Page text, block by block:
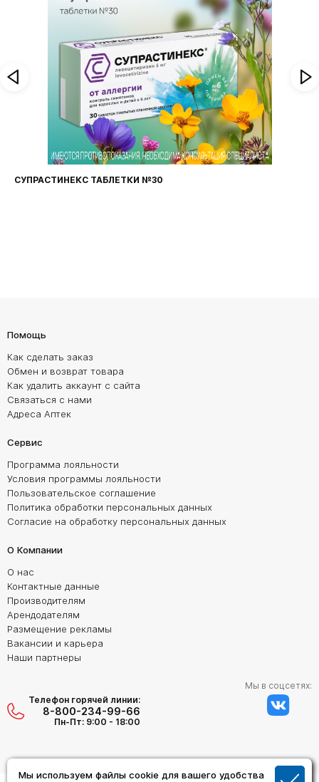
Мы используем файлы cookie для вашего удобства
ФАРИНГОСЕПТ ТАБЛЕТКИ №20
Помощь
Как сделать заказ
Обмен и возврат товара
Как удалить аккаунт с сайта
Связаться с нами
Адреса Аптек
Сервис
Программа лояльности
Условия программы лояльности
Пользовательское соглашение
Политика обработки персональных данных
Согласие на обработку персональных данных
О Компании
О нас
Контактные данные
Производителям
Арендодателям
Размещение рекламы
Вакансии и карьера
Наши партнеры
Телефон горячей линии:
8-800-234-99-66
Пн-Пт: 9:00 - 18:00
Мы в соцсетях: